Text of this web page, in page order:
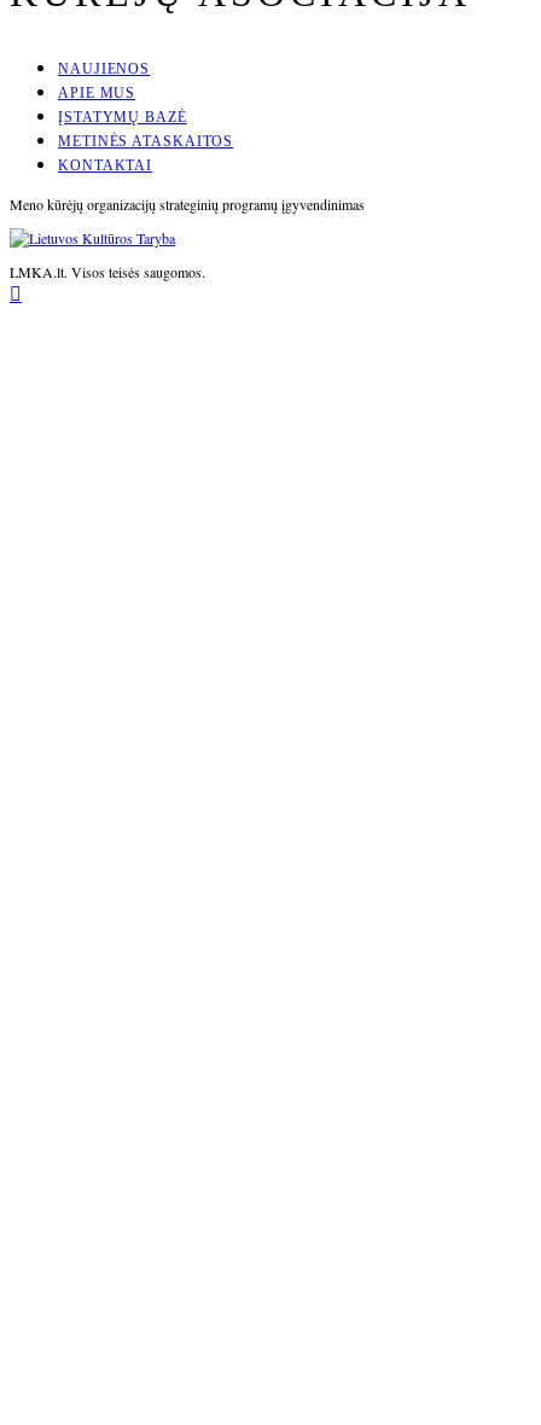
NAUJIENOS
APIE MUS
ĮSTATYMŲ BAZĖ
METINĖS ATASKAITOS
KONTAKTAI
Meno kūrėjų organizacijų strateginių programų įgyvendinimas
LMKA.lt. Visos teisės saugomos.